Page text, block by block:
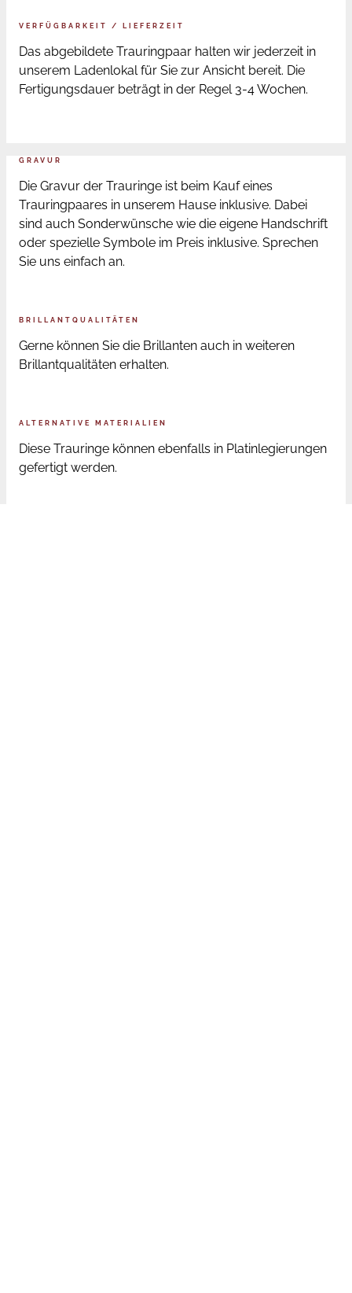
VERFÜGBARKEIT / LIEFERZEIT
Das abgebildete Trauringpaar halten wir jederzeit in
unserem Ladenlokal für Sie zur Ansicht bereit. Die
Fertigungsdauer beträgt in der Regel 3-4 Wochen.
GRAVUR
Die Gravur der Trauringe ist beim Kauf eines
Trauringpaares in unserem Hause inklusive. Dabei
sind auch Sonderwünsche wie die eigene Handschrift
oder spezielle Symbole im Preis inklusive. Sprechen
Sie uns einfach an.
BRILLANTQUALITÄTEN
Gerne können Sie die Brillanten auch in weiteren
Brillantqualitäten erhalten.
ALTERNATIVE MATERIALIEN
Diese Trauringe können ebenfalls in Platinlegierungen
gefertigt werden.